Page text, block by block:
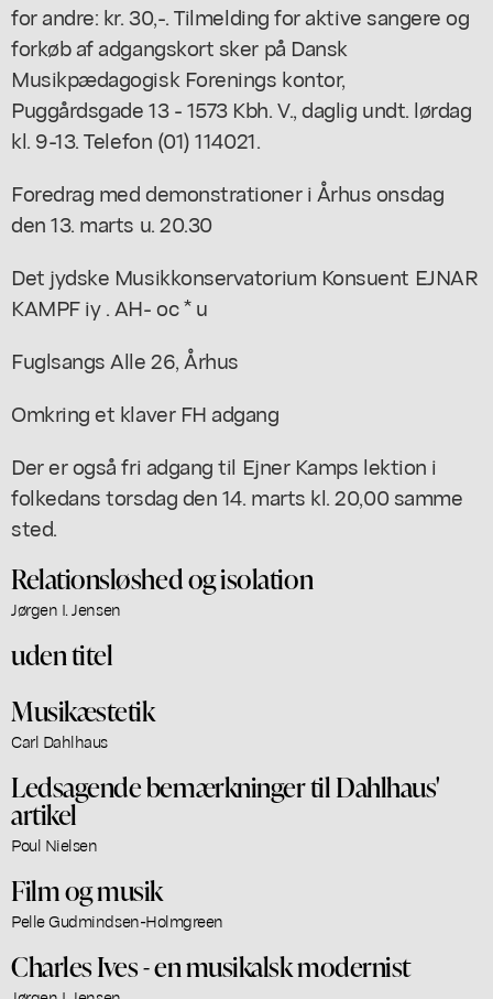
for andre: kr. 30,-. Tilmelding for aktive sangere og
forkøb af adgangskort sker på Dansk
Musikpædagogisk Forenings kontor,
Puggårdsgade 13 - 1573 Kbh. V., daglig undt. lørdag
kl. 9-13. Telefon (01) 114021.
Foredrag med demonstrationer i Århus onsdag
den 13. marts u. 20.30
Det jydske Musikkonservatorium Konsuent EJNAR
KAMPF iy . AH- oc * u
Fuglsangs Alle 26, Århus
Omkring et klaver FH adgang
Der er også fri adgang til Ejner Kamps lektion i
folkedans torsdag den 14. marts kl. 20,00 samme
sted.
Relationsløshed og isolation
Jørgen I. Jensen
uden titel
Musikæstetik
Carl Dahlhaus
Ledsagende bemærkninger til Dahlhaus'
artikel
Poul Nielsen
Film og musik
Pelle Gudmindsen-Holmgreen
Charles Ives - en musikalsk modernist